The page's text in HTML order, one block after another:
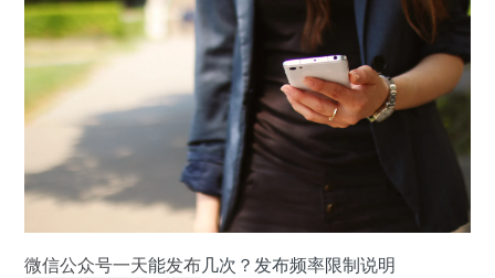
微信公众号一天能发布几次？发布频率限制说明